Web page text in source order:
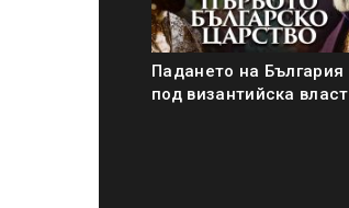
Падането на България
под византийска власт